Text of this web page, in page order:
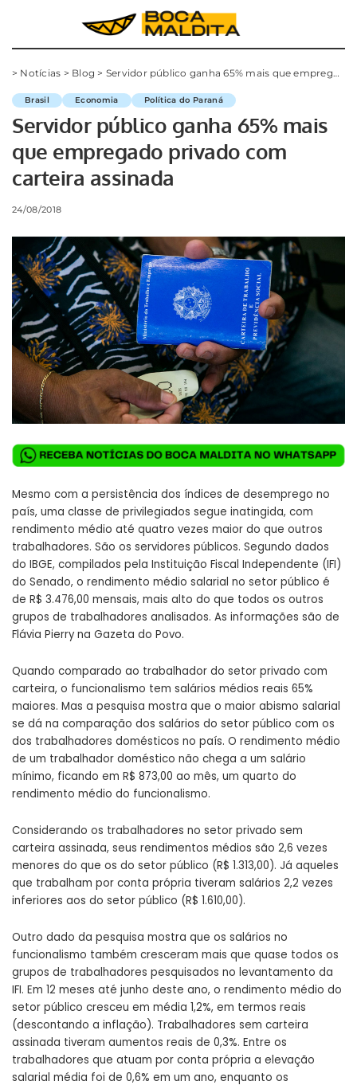
> Notícias > Blog > Servidor público ganha 65% mais que empregado privado com carteira assinada
Brasil Economia Política do Paraná
Servidor público ganha 65% mais
que empregado privado com
carteira assinada
24/08/2018
Mesmo com a persistência dos índices de desemprego no
país, uma classe de privilegiados segue inatingida, com
rendimento médio até quatro vezes maior do que outros
trabalhadores. São os servidores públicos. Segundo dados
do IBGE, compilados pela Instituição Fiscal Independente (IFI)
do Senado, o rendimento médio salarial no setor público é
de R$ 3.476,00 mensais, mais alto do que todos os outros
grupos de trabalhadores analisados. As informações são de
Flávia Pierry na Gazeta do Povo.
Quando comparado ao trabalhador do setor privado com
carteira, o funcionalismo tem salários médios reais 65%
maiores. Mas a pesquisa mostra que o maior abismo salarial
se dá na comparação dos salários do setor público com os
dos trabalhadores domésticos no país. O rendimento médio
de um trabalhador doméstico não chega a um salário
mínimo, ficando em R$ 873,00 ao mês, um quarto do
rendimento médio do funcionalismo.
Considerando os trabalhadores no setor privado sem
carteira assinada, seus rendimentos médios são 2,6 vezes
menores do que os do setor público (R$ 1.313,00). Já aqueles
que trabalham por conta própria tiveram salários 2,2 vezes
inferiores aos do setor público (R$ 1.610,00).
Outro dado da pesquisa mostra que os salários no
funcionalismo também cresceram mais que quase todos os
grupos de trabalhadores pesquisados no levantamento da
IFI. Em 12 meses até junho deste ano, o rendimento médio do
setor público cresceu em média 1,2%, em termos reais
(descontando a inflação). Trabalhadores sem carteira
assinada tiveram aumentos reais de 0,3%. Entre os
trabalhadores que atuam por conta própria a elevação
salarial média foi de 0,6% em um ano, enquanto os